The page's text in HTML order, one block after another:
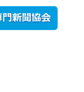
ォトスポッ
ト （8...